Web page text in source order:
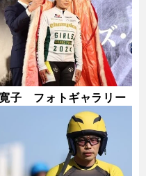
子 フォトギャラリー